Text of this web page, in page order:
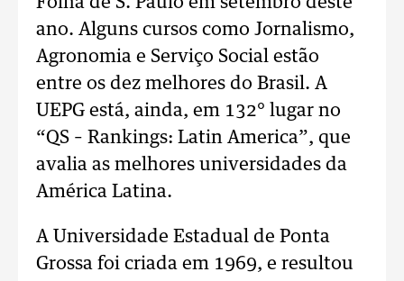
ano. Alguns cursos como Jornalismo,
Agronomia e Serviço Social estão
entre os dez melhores do Brasil. A
UEPG está, ainda, em 132° lugar no
“QS – Rankings: Latin America”, que
avalia as melhores universidades da
América Latina.
A Universidade Estadual de Ponta
Grossa foi criada em 1969, e resultou